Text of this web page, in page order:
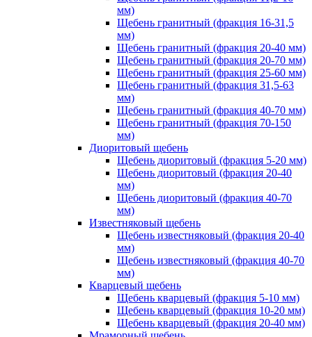
мм)
Щебень гранитный (фракция 16-31,5
мм)
Щебень гранитный (фракция 20-40 мм)
Щебень гранитный (фракция 20-70 мм)
Щебень гранитный (фракция 25-60 мм)
Щебень гранитный (фракция 31,5-63
мм)
Щебень гранитный (фракция 40-70 мм)
Щебень гранитный (фракция 70-150
мм)
Диоритовый щебень
Щебень диоритовый (фракция 5-20 мм)
Щебень диоритовый (фракция 20-40
мм)
Щебень диоритовый (фракция 40-70
мм)
Известняковый щебень
Щебень известняковый (фракция 20-40
мм)
Щебень известняковый (фракция 40-70
мм)
Кварцевый щебень
Щебень кварцевый (фракция 5-10 мм)
Щебень кварцевый (фракция 10-20 мм)
Щебень кварцевый (фракция 20-40 мм)